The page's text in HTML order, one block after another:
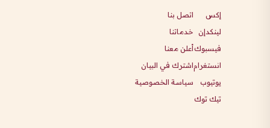
إكس
لينكدإن
فيسبوك
انستغرام
يوتيوب
تيك توك
اتصل بنا
خدماتنا
أعلن معنا
اشترك في البيان
سياسة الخصوصية